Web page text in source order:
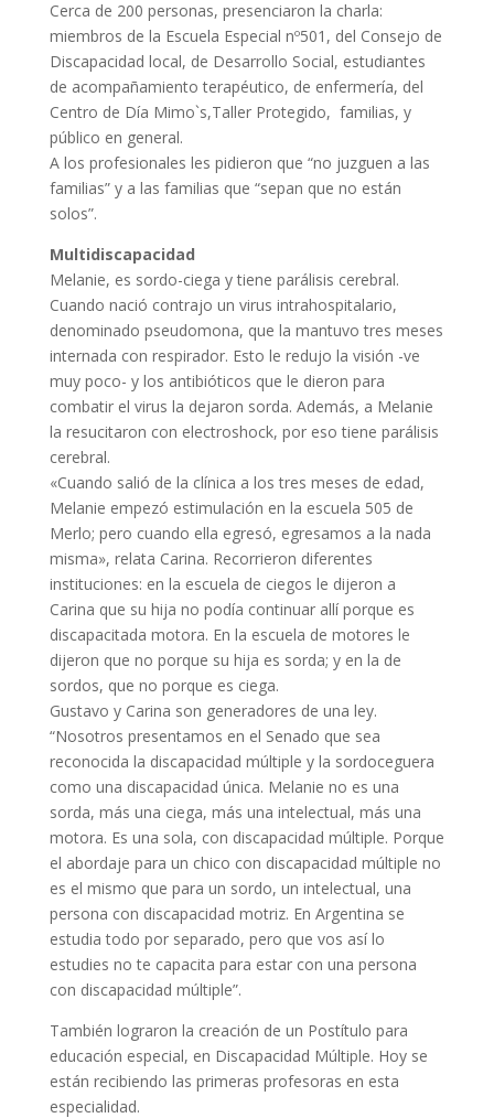
Cerca de 200 personas, presenciaron la charla:
miembros de la Escuela Especial nº501, del Consejo de
Discapacidad local, de Desarrollo Social, estudiantes
de acompañamiento terapéutico, de enfermería, del
Centro de Día Mimo`s,Taller Protegido, familias, y
público en general.
A los profesionales les pidieron que “no juzguen a las
familias” y a las familias que “sepan que no están
solos”.
Multidiscapacidad
Melanie, es sordo-ciega y tiene parálisis cerebral.
Cuando nació contrajo un virus intrahospitalario,
denominado pseudomona, que la mantuvo tres meses
internada con respirador. Esto le redujo la visión -ve
muy poco- y los antibióticos que le dieron para
combatir el virus la dejaron sorda. Además, a Melanie
la resucitaron con electroshock, por eso tiene parálisis
cerebral.
«Cuando salió de la clínica a los tres meses de edad,
Melanie empezó estimulación en la escuela 505 de
Merlo; pero cuando ella egresó, egresamos a la nada
misma», relata Carina. Recorrieron diferentes
instituciones: en la escuela de ciegos le dijeron a
Carina que su hija no podía continuar allí porque es
discapacitada motora. En la escuela de motores le
dijeron que no porque su hija es sorda; y en la de
sordos, que no porque es ciega.
Gustavo y Carina son generadores de una ley.
“Nosotros presentamos en el Senado que sea
reconocida la discapacidad múltiple y la sordoceguera
como una discapacidad única. Melanie no es una
sorda, más una ciega, más una intelectual, más una
motora. Es una sola, con discapacidad múltiple. Porque
el abordaje para un chico con discapacidad múltiple no
es el mismo que para un sordo, un intelectual, una
persona con discapacidad motriz. En Argentina se
estudia todo por separado, pero que vos así lo
estudies no te capacita para estar con una persona
con discapacidad múltiple”.
También lograron la creación de un Postítulo para
educación especial, en Discapacidad Múltiple. Hoy se
están recibiendo las primeras profesoras en esta
especialidad.